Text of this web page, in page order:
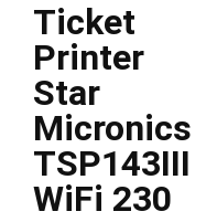
Ticket
Printer
Star
Micronics
TSP143III
WiFi 230